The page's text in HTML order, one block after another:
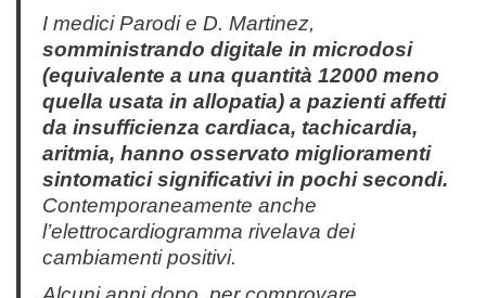
I medici Parodi e D. Martinez,
somministrando digitale in microdosi
(equivalente a una quantità 12000 meno
quella usata in allopatia) a pazienti affetti
da insufficienza cardiaca, tachicardia,
aritmia, hanno osservato miglioramenti
sintomatici significativi in pochi secondi.
Contemporaneamente anche
l’elettrocardiogramma rivelava dei
cambiamenti positivi.